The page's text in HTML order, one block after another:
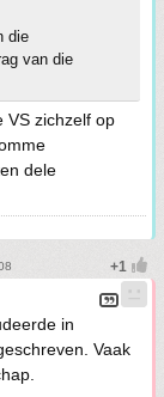
die
van die
VS zichzelf op
dele
in
Vaak